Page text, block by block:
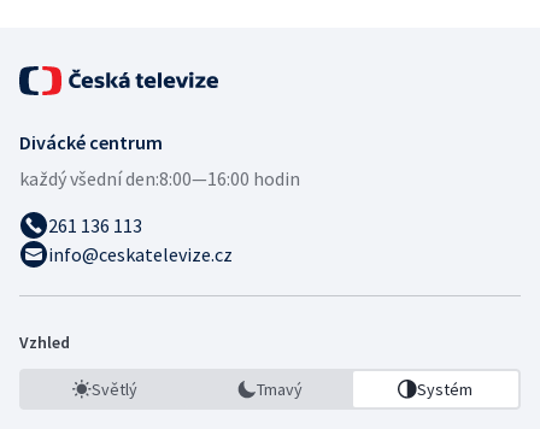
Divácké centrum
každý všední den:8:00—16:00 hodin
261 136 113
info@ceskatelevize.cz
Vzhled
Světlý Tmavý Systém